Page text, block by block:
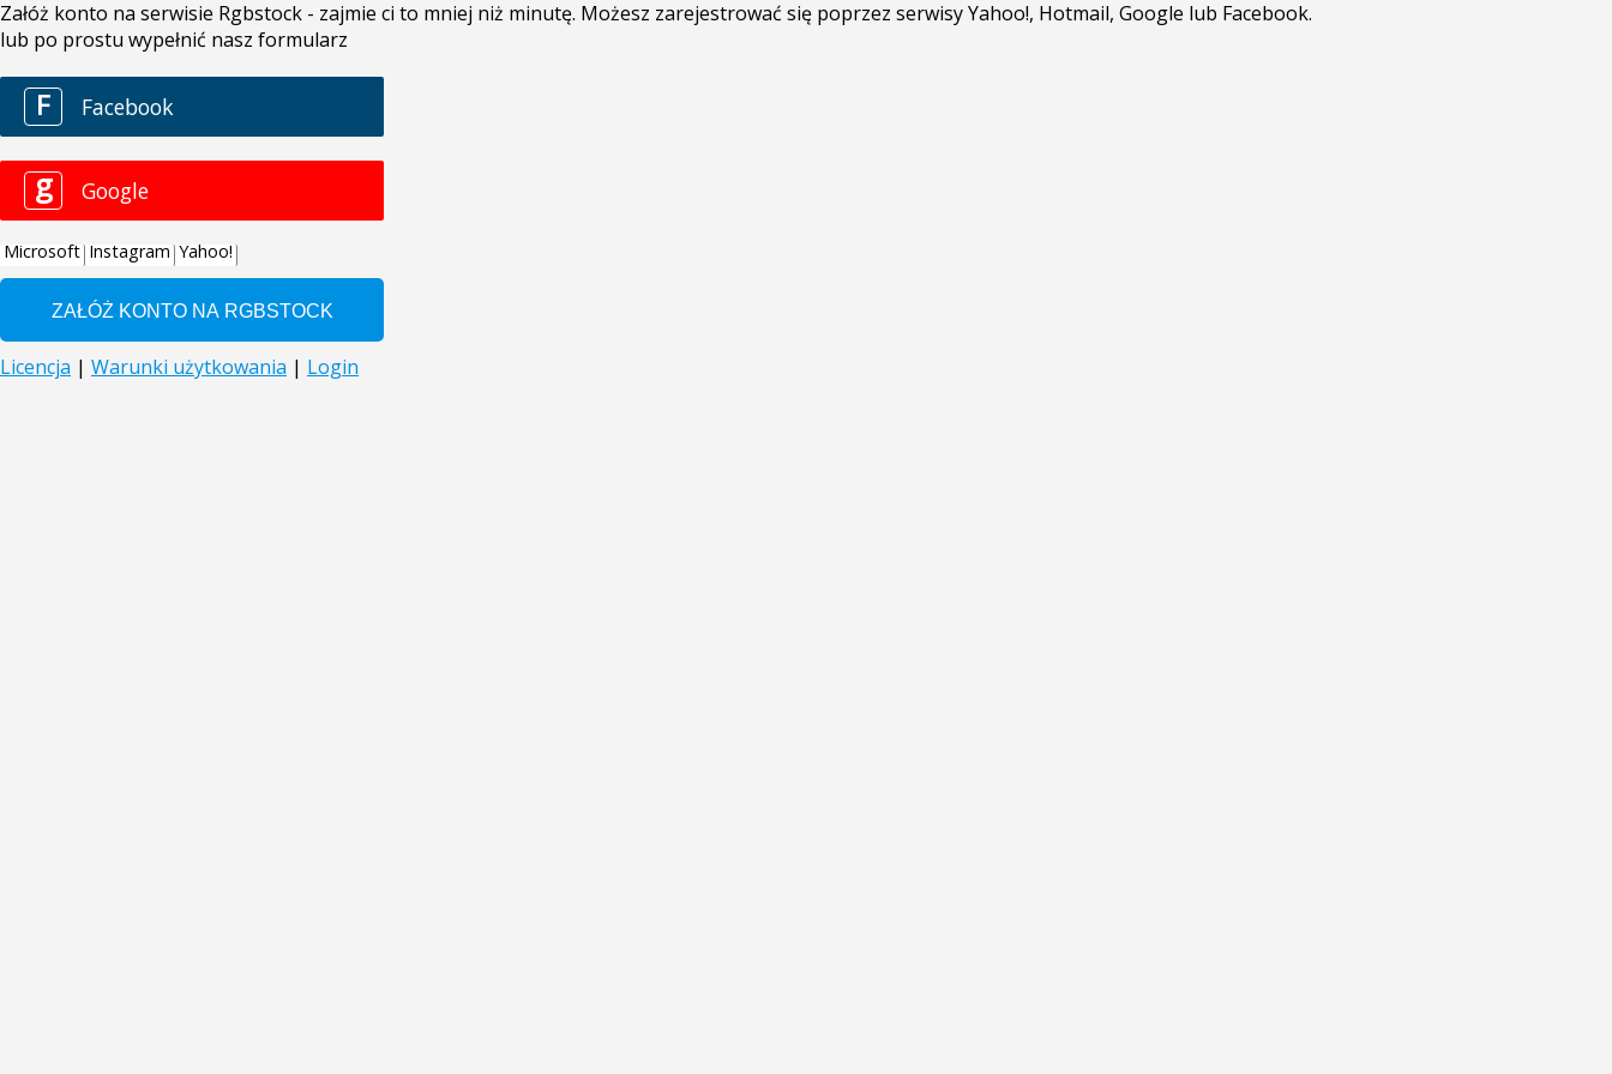
Załóż konto na serwisie Rgbstock - zajmie ci to mniej niż minutę. Możesz zarejestrować się poprzez serwisy Yahoo!, Hotmail, Google lub Facebook.
lub po prostu wypełnić nasz formularz
F Facebook
g Google
Microsoft Instagram Yahoo!
Licencja | Warunki użytkowania | Login